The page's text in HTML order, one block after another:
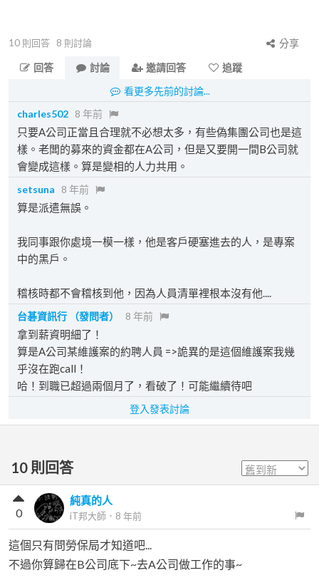
10 則回答 8 則討論
分享
回答
討論 邀請回答
追蹤
看更多先前的討論...
charles502 8 年前
只要A公司正當且合理就不必想太多，有些偽集團公司也是這
樣。老闆的募來的資金都在A公司，但是又要開一間B公司就
會變成這樣。算是變相的人力共用。
setsuna 8 年前
算是派遣無誤。
我同事跟你處境一模一樣，他是客戶硬塞進去的人，是專案
中的黑戶。
稽核時都不會稽核到他，因為人員清單裡根本沒有他....
台碁資訊行 （發問者） 8 年前
拿到薪資明細了！
算是A公司某維護案的約聘人員 =>詭異的是這個維護案我幾
乎沒在跑call！
哈！到職已超過兩個月了，看破了！可能繼續待吧
登入發表討論
10 則回答
純真的人
iT邦大師 ． 8 年前
0
這個只有問勞保局才知道吧...
不過你算歸在B公司底下~去A公司做工作的事~